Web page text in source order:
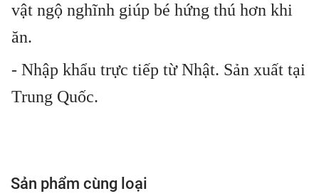
vật ngộ nghĩnh giúp bé hứng thú hơn khi
ăn.
- Nhập khẩu trực tiếp từ Nhật. Sản xuất tại
Trung Quốc.
Sản phẩm cùng loại